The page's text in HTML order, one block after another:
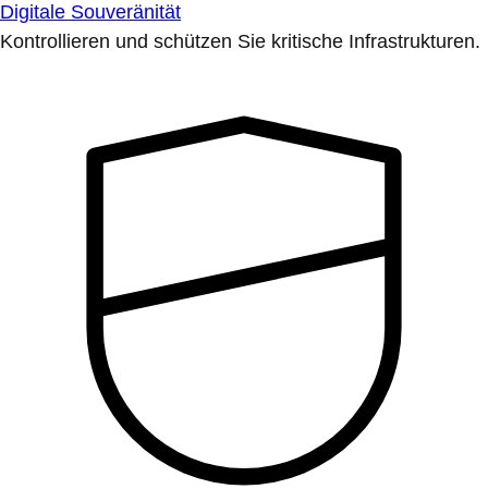
Digitale Souveränität
Kontrollieren und schützen Sie kritische Infrastrukturen.